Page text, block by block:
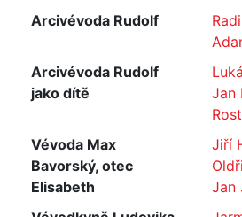
Arcivévoda Rudolf
Arcivévoda Rudolf
jako dítě
Jan
Vévoda Max
Bavorský, otec
Elisabeth
Jiří
Jan